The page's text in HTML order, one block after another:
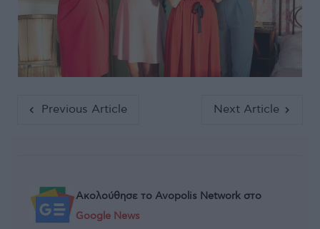
Previous Article Next Article
Ακολούθησε το Avopolis Network στο
Google News